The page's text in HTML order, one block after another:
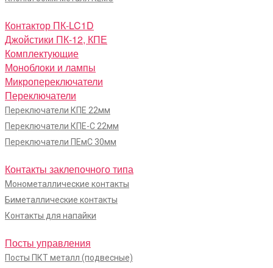
Контактор ПК-LC1D
Джойстики ПК-12, КПЕ
Комплектующие
Моноблоки и лампы
Микропереключатели
Переключатели
Переключатели КПЕ 22мм
Переключатели КПЕ-С 22мм
Переключатели ПЕмС 30мм
Контакты заклепочного типа
Монометаллические контакты
Биметаллические контакты
Контакты для напайки
Посты управления
Посты ПКТ металл (подвесные)